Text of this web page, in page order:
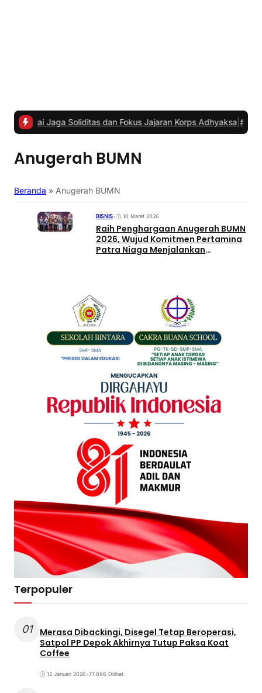
Soliditas dan Fokus Jajaran Korps Adhyaksa| #2 -Anggota
Anugerah BUMN
Beranda » Anugerah BUMN
BISNIS• 10 Maret 2026
Raih Penghargaan Anugerah BUMN
2026, Wujud Komitmen Pertamina
Patra Niaga Menjalankan
Terpopuler
01
Merasa Dibackingi, Disegel Tetap Beroperasi,
Satpol PP Depok Akhirnya Tutup Paksa Koat
Coffee
12 Januari 2026•77.896 Dilihat